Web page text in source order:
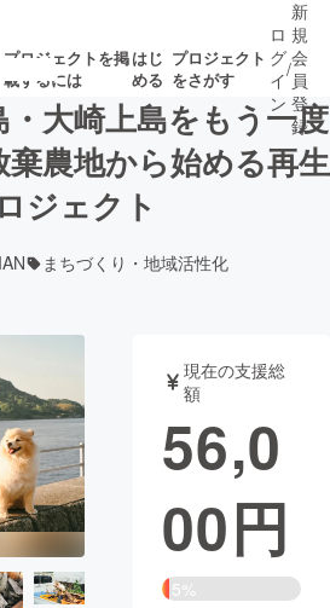
プロジェクトを掲
載するには
はじ
める
プロジェクト
をさがす
新着プロ募集終了が近いプ
・ガジェット
書籍・雑誌
業 チャレンジ
地域活性化
ロ
グ
イ
ン
/
新
規
会
員
登
録
大崎上島をもう一度
農地から始める再生
ジェクト
まちづくり・地域活性化
現在の支援総
額
56,0
00円
5%